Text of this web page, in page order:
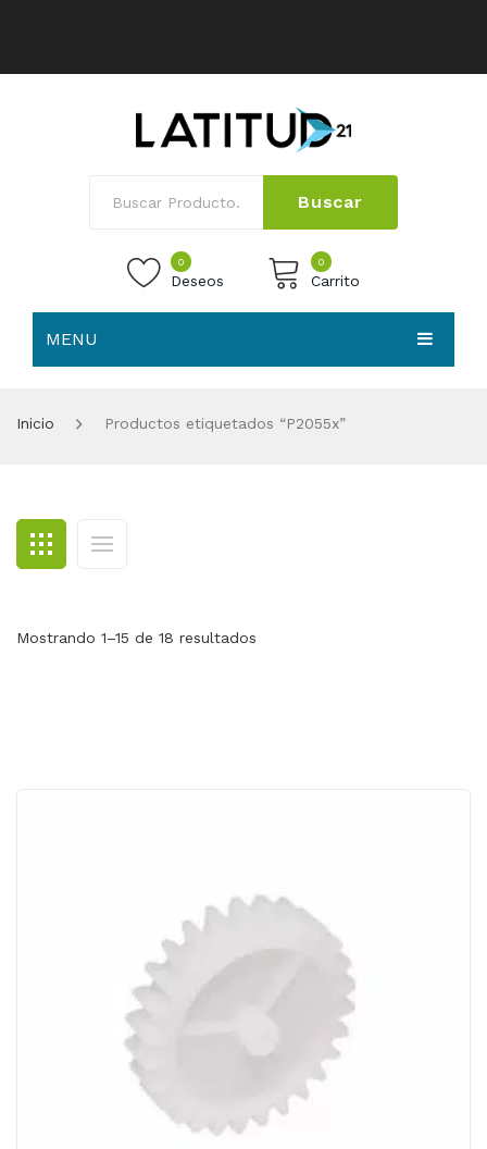
Buscar
0
Deseos
0
Carrito
MENU
BLOG
CONTACTO
Inicio Productos etiquetados “P2055x”
Mostrando 1–15 de 18 resultados